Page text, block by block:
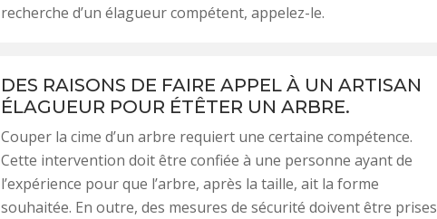
recherche d’un élagueur compétent, appelez-le.
DES RAISONS DE FAIRE APPEL À UN ARTISAN
ÉLAGUEUR POUR ÉTÊTER UN ARBRE.
Couper la cime d’un arbre requiert une certaine compétence.
Cette intervention doit être confiée à une personne ayant de
l’expérience pour que l’arbre, après la taille, ait la forme
souhaitée. En outre, des mesures de sécurité doivent être prises